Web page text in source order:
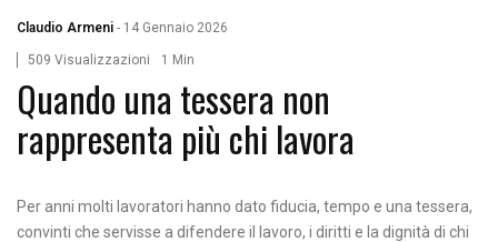
Claudio Armeni - 14 Gennaio 2026
509 Visualizzazioni 1 Min
Quando una tessera non
rappresenta più chi lavora
Per anni molti lavoratori hanno dato fiducia, tempo e una tessera,
convinti che servisse a difendere il lavoro, i diritti e la dignità di chi